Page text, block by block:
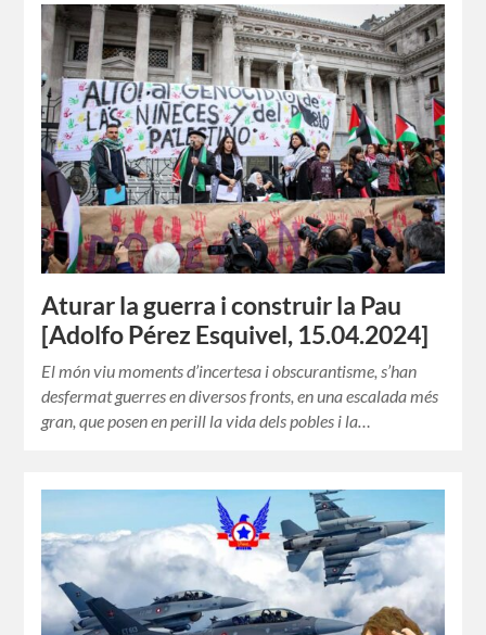
Aturar la guerra i construir la Pau
[Adolfo Pérez Esquivel, 15.04.2024]
El món viu moments d’incertesa i obscurantisme, s’han
desfermat guerres en diversos fronts, en una escalada més
gran, que posen en perill la vida dels pobles i la…